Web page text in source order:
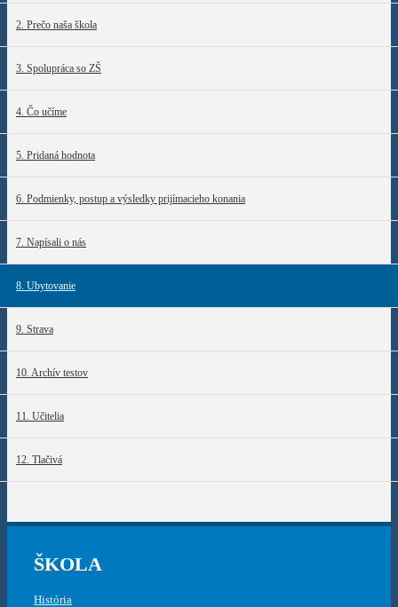
2. Prečo naša škola
3. Spolupráca so ZŠ
4. Čo učíme
5. Pridaná hodnota
6. Podmienky, postup a výsledky prijímacieho konania
7. Napísali o nás
8. Ubytovanie
9. Strava
10. Archív testov
11. Učitelia
12. Tlačivá
ŠKOLA
História